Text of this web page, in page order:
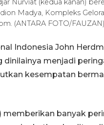
Nurviat (kedua kanan)
Madya, Kompleks
(ANTARA FOTO/FAUZAN)
Indonesia John
menjadi
kesempatan
memberikan banyak